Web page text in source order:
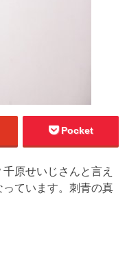
Pocket
原せいじさんと言え
ています。刺青の真